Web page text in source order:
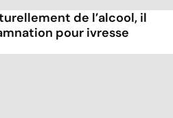
de l’alcool, il
pour ivresse